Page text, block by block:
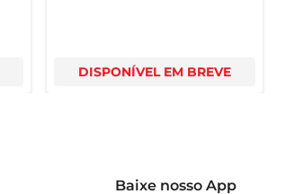
DISPONÍVEL EM BREVE
Baixe nosso App